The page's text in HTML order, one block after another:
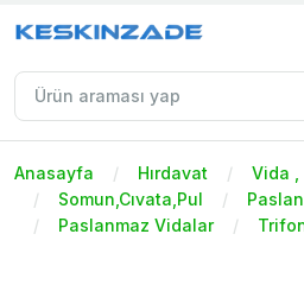
Anasayfa Hırdavat
Vida ,
Somun,Cıvata,Pul
Paslanmaz Vidalar